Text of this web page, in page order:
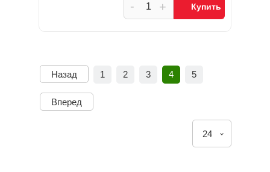
+
- Купить
Назад 1 2 3 4 5
Вперед
24